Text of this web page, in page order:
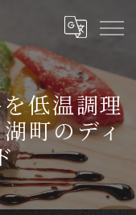
低温調理
町のディ